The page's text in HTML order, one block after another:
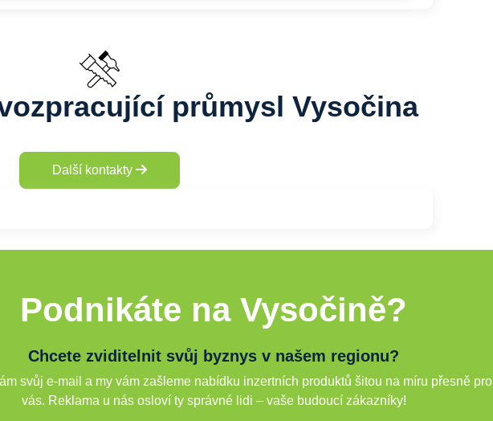
průmysl Vysočina
Další kontakty
Podnikáte na Vysočině?
Chcete zviditelnit svůj byznys v našem regionu?
svůj e-mail a my vám zašleme nabídku inzertních produktů šitou na míru přesně pro
vás. Reklama u nás osloví ty správné lidi – vaše budoucí zákazníky!